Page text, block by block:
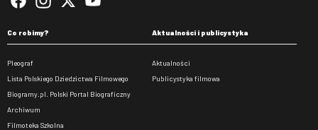
Co robimy?
Pleograf
Lista Polskiego Dziedzictwa Filmowego
Biogramy.pl. Polski Portal Biograficzny
Archiwum
Filmoteka Szkolna
Aktualności i publicystyka
Aktualności
Publicystyka filmowa